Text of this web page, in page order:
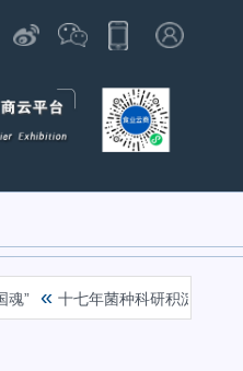
十七年菌种科研积淀，首款常温功